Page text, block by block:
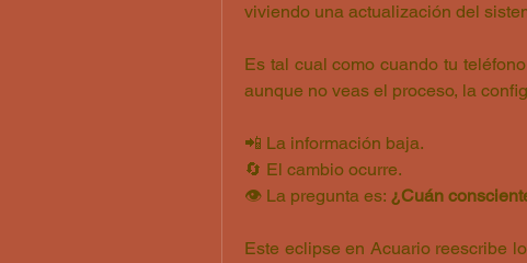
viviendo una actualización del
Es tal cual como cuando tu
aunque no veas el proceso, la
📲 La información baja.
🔄 El cambio ocurre.
👁️ La pregunta es: ¿Cuán
Este eclipse en Acuario reescribe